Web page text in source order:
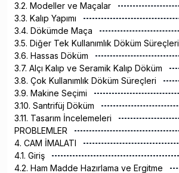
3.2. Modeller ve Maçalar
3.3. Kalıp Yapımı
3.4. Dökümde Maça
3.5. Diğer Tek Kullanımlık Döküm Süreçleri
3.6. Hassas Döküm
3.7. Alçı Kalıp ve Seramik Kalıp Döküm
3.8. Çok Kullanımlık Döküm Süreçleri
3.9. Makine Seçimi
3.10. Santrifüj Döküm
3.11. Tasarım İncelemeleri
PROBLEMLER
4. CAM İMALATI
4.1. Giriş
4.2. Ham Madde Hazırlama ve Ergitme